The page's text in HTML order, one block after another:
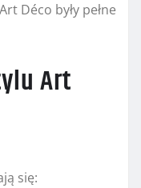
Déco były pełne
Art
się: